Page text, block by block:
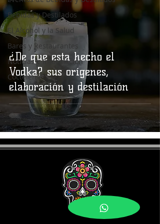
Bebidas y Destilados
El Alcohol y la Salud
Bares y Restaurantes
Noticias e Información
Coctelería
¿De que esta hecho el
Vodka? sus orígenes,
elaboración y destilación